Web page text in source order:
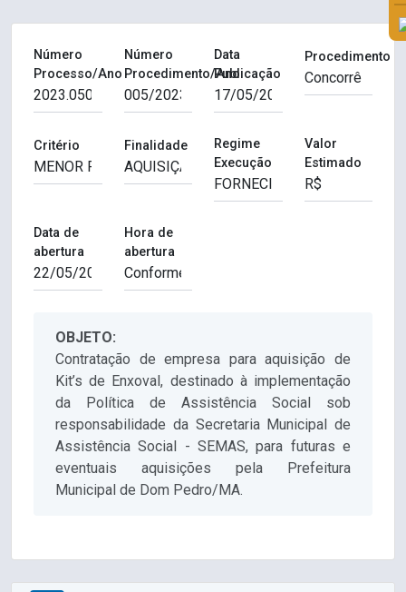
Número
Processo/Ano
Número
Procedimento/Ano
Data
Publicação
Procedimento
Critério Finalidade
Regime
Execução
Valor
Estimado
Data de
abertura
Hora de
abertura
OBJETO:
Contratação de empresa para aquisição de
Kit’s de Enxoval, destinado à implementação
da Política de Assistência Social sob
responsabilidade da Secretaria Municipal de
Assistência Social - SEMAS, para futuras e
eventuais aquisições pela Prefeitura
Municipal de Dom Pedro/MA.